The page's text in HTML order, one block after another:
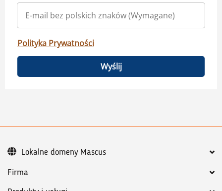
Polityka Prywatności
Wyślij
Firma
Lokalne domeny Mascus